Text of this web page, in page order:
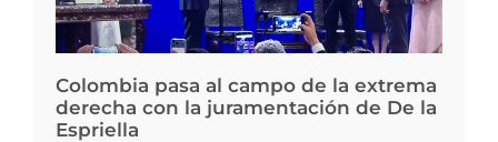
Colombia pasa al campo de la extrema
derecha con la juramentación de De la
Espriella